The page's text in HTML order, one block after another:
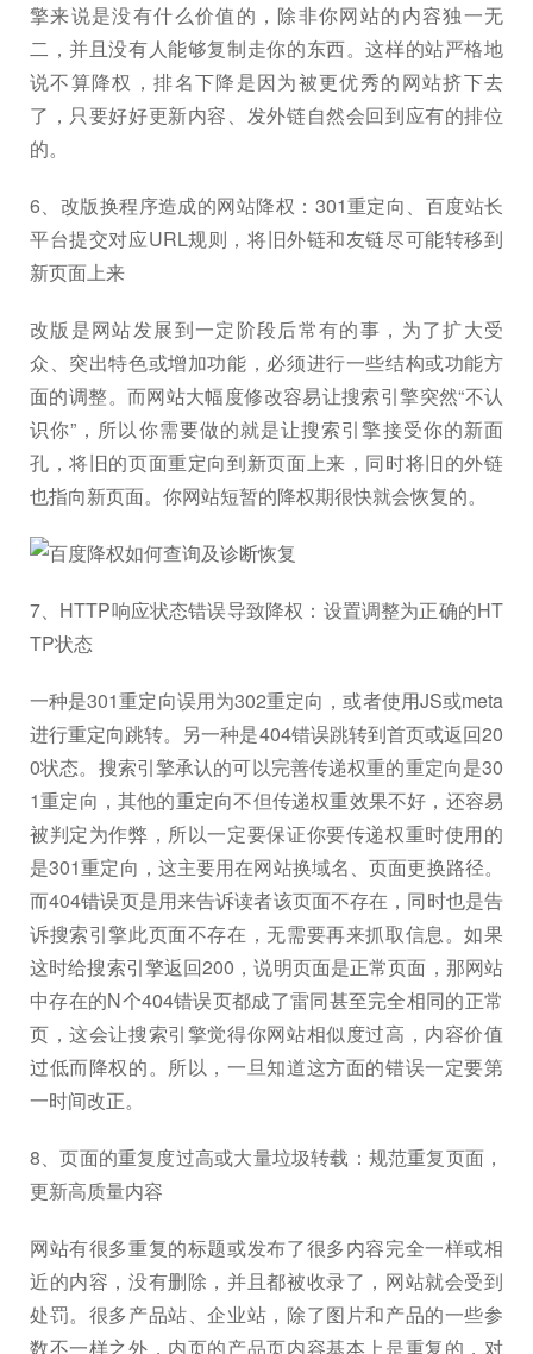
擎来说是没有什么价值的，除非你网站的内容独一无
二，并且没有人能够复制走你的东西。这样的站严格地
说不算降权，排名下降是因为被更优秀的网站挤下去
了，只要好好更新内容、发外链自然会回到应有的排位
的。
6、改版换程序造成的网站降权：301重定向、百度站长
平台提交对应URL规则，将旧外链和友链尽可能转移到
新页面上来
改版是网站发展到一定阶段后常有的事，为了扩大受
众、突出特色或增加功能，必须进行一些结构或功能方
面的调整。而网站大幅度修改容易让搜索引擎突然“不认
识你”，所以你需要做的就是让搜索引擎接受你的新面
孔，将旧的页面重定向到新页面上来，同时将旧的外链
也指向新页面。你网站短暂的降权期很快就会恢复的。
7、HTTP响应状态错误导致降权：设置调整为正确的HT
TP状态
一种是301重定向误用为302重定向，或者使用JS或meta
进行重定向跳转。另一种是404错误跳转到首页或返回20
0状态。搜索引擎承认的可以完善传递权重的重定向是30
1重定向，其他的重定向不但传递权重效果不好，还容易
被判定为作弊，所以一定要保证你要传递权重时使用的
是301重定向，这主要用在网站换域名、页面更换路径。
而404错误页是用来告诉读者该页面不存在，同时也是告
诉搜索引擎此页面不存在，无需要再来抓取信息。如果
这时给搜索引擎返回200，说明页面是正常页面，那网站
中存在的N个404错误页都成了雷同甚至完全相同的正常
页，这会让搜索引擎觉得你网站相似度过高，内容价值
过低而降权的。所以，一旦知道这方面的错误一定要第
一时间改正。
8、页面的重复度过高或大量垃圾转载：规范重复页面，
更新高质量内容
网站有很多重复的标题或发布了很多内容完全一样或相
近的内容，没有删除，并且都被收录了，网站就会受到
处罚。很多产品站、企业站，除了图片和产品的一些参
数不一样之外，内页的产品页内容基本上是重复的，对